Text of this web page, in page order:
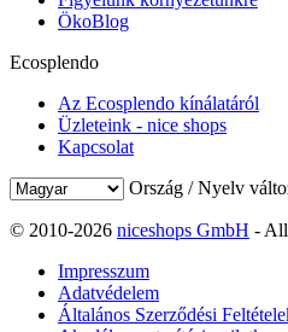
ÖkoBlog
Ecosplendo
Az Ecosplendo kínálatáról
Üzleteink - nice shops
Kapcsolat
Ország / Nyelv
© 2010-2026 niceshops GmbH - All
Impresszum
Adatvédelem
Általános Szerződési